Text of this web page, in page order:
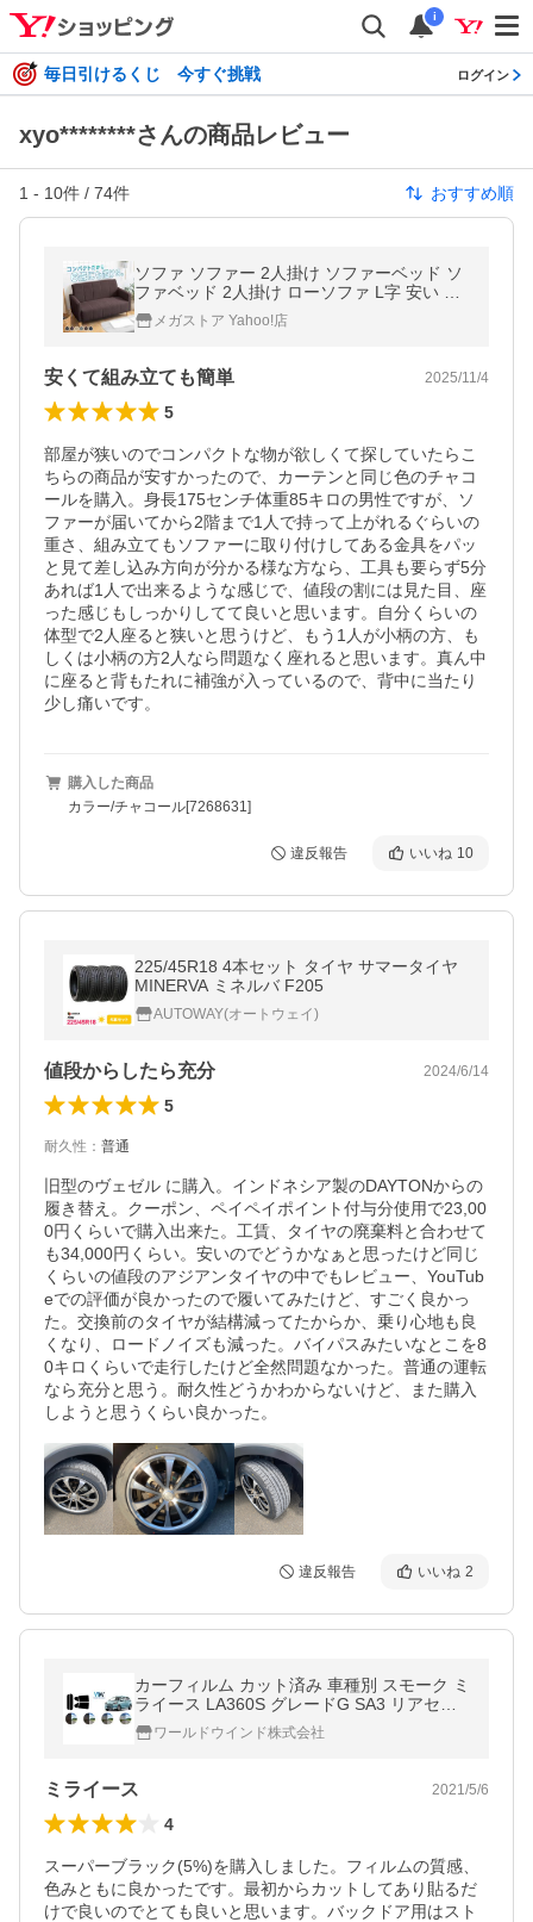
i
毎日引けるくじ 今すぐ挑戦 ログイン
xyo********さんの商品レビュー
1 - 10件 / 74件 おすすめ順
ソファ ソファー 2人掛け ソファーベッド ソ
ファベッド 2人掛け ローソファ L字 安い 二
人掛け リビング 安い シンプル 省スペース
メガストア Yahoo!店
安くて組み立ても簡単 2025/11/4
5
部屋が狭いのでコンパクトな物が欲しくて探していたらこ
ちらの商品が安すかったので、カーテンと同じ色のチャコ
ールを購入。身長175センチ体重85キロの男性ですが、ソ
ファーが届いてから2階まで1人で持って上がれるぐらいの
重さ、組み立てもソファーに取り付けしてある金具をパッ
と見て差し込み方向が分かる様な方なら、工具も要らず5分
あれば1人で出来るような感じで、値段の割には見た目、座
った感じもしっかりしてて良いと思います。自分くらいの
体型で2人座ると狭いと思うけど、もう1人が小柄の方、も
しくは小柄の方2人なら問題なく座れると思います。真ん中
に座ると背もたれに補強が入っているので、背中に当たり
少し痛いです。
購入した商品
カラー/チャコール[7268631]
違反報告 いいね 10
225/45R18 4本セット タイヤ サマータイヤ
MINERVA ミネルバ F205
AUTOWAY(オートウェイ)
値段からしたら充分 2024/6/14
5
耐久性 ： 普通
旧型のヴェゼル に購入。インドネシア製のDAYTONからの
履き替え。クーポン、ペイペイポイント付与分使用で23,00
0円くらいで購入出来た。工賃、タイヤの廃棄料と合わせて
も34,000円くらい。安いのでどうかなぁと思ったけど同じ
くらいの値段のアジアンタイヤの中でもレビュー、YouTub
eでの評価が良かったので履いてみたけど、すごく良かっ
た。交換前のタイヤが結構減ってたからか、乗り心地も良
くなり、ロードノイズも減った。バイパスみたいなとこを8
0キロくらいで走行したけど全然問題なかった。普通の運転
なら充分と思う。耐久性どうかわからないけど、また購入
しようと思うくらい良かった。
違反報告 いいね 2
カーフィルム カット済み 車種別 スモーク ミ
ライース LA360S グレードG SA3 リアセッ
ト ワールドウインド株式会社
ミライース 2021/5/6
4
スーパーブラック(5%)を購入しました。フィルムの質感、
色みともに良かったです。最初からカットしてあり貼るだ
けで良いのでとても良いと思います。バックドア用はスト